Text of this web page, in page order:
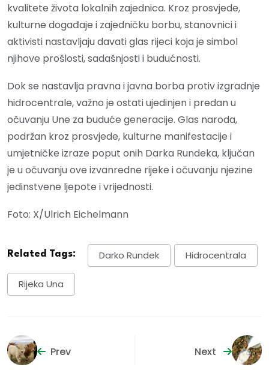
kvalitete života lokalnih zajednica. Kroz prosvjede,
kulturne događaje i zajedničku borbu, stanovnici i
aktivisti nastavljaju davati glas rijeci koja je simbol
njihove prošlosti, sadašnjosti i budućnosti.
Dok se nastavlja pravna i javna borba protiv izgradnje
hidrocentrale, važno je ostati ujedinjen i predan u
očuvanju Une za buduće generacije. Glas naroda,
podržan kroz prosvjede, kulturne manifestacije i
umjetničke izraze poput onih Darka Rundeka, ključan
je u očuvanju ove izvanredne rijeke i očuvanju njezine
jedinstvene ljepote i vrijednosti.
Foto: X/Ulrich Eichelmann
Related Tags: Darko Rundek Hidrocentrala
Rijeka Una
Prev Next